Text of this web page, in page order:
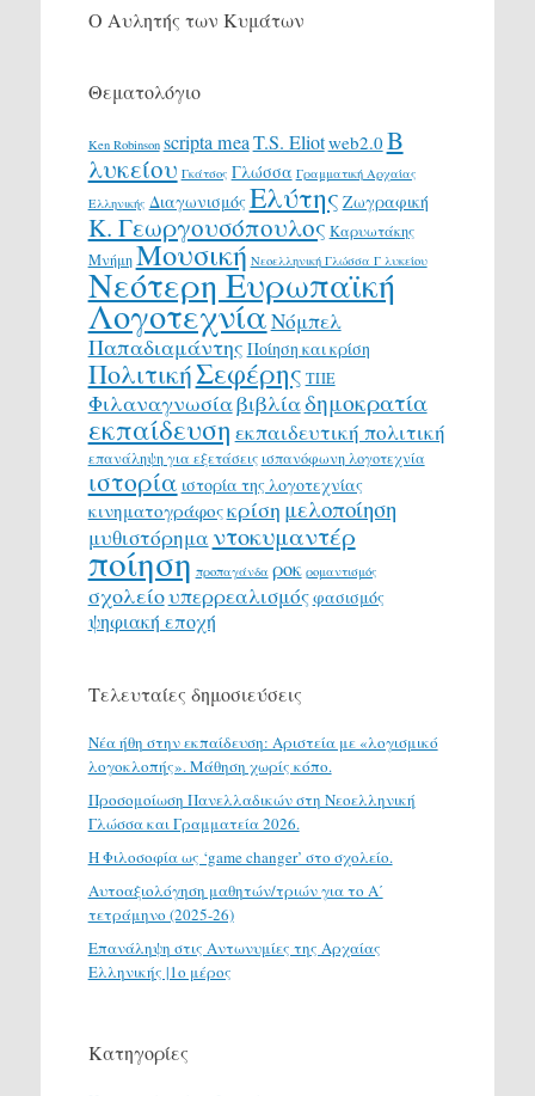
Ο Αυλητής των Κυμάτων
Θεματολόγιο
Ken Robinson scripta meaT.S. Eliotweb2.0 Β
λυκείου Γκάτσος Γλώσσα Γραμματική Αρχαίας
Ελληνικής ΔιαγωνισμόςΕλύτης Ζωγραφική
Κ. Γεωργουσόπουλος Καρυωτάκης
ΜνήμηΜουσική Νεοελληνική Γλώσσα Γ λυκείου
Νεότερη Ευρωπαϊκή
ΛογοτεχνίαΝόμπελ
Παπαδιαμάντης Ποίηση και κρίση
ΠολιτικήΣεφέρης ΤΠΕ
Φιλαναγνωσίαβιβλίαδημοκρατία
εκπαίδευση εκπαιδευτική πολιτική
επανάληψη για εξετάσεις ισπανόφωνη λογοτεχνία
ιστορία ιστορία της λογοτεχνίας
κινηματογράφοςκρίση μελοποίηση
μυθιστόρημα ντοκυμαντέρ
ποίηση προπαγάνδα ροκ ρομαντισμός
σχολείουπερρεαλισμόςφασισμός
ψηφιακή εποχή
Τελευταίες δημοσιεύσεις
Νέα ήθη στην εκπαίδευση: Αριστεία με «λογισμικό
λογοκλοπής». Μάθηση χωρίς κόπο.
Προσομοίωση Πανελλαδικών στη Νεοελληνική
Γλώσσα και Γραμματεία 2026.
H Φιλοσοφία ως ‘game changer’ στο σχολείο.
Αυτοαξιολόγηση μαθητών/τριών για το Α΄
τετράμηνο (2025-26)
Επανάληψη στις Αντωνυμίες της Αρχαίας
Ελληνικής |1ο μέρος
Κατηγορίες